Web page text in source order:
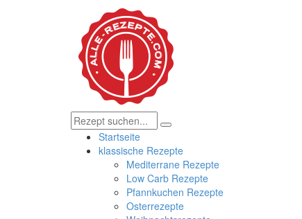
Startseite
klassische Rezepte
Mediterrane Rezepte
Low Carb Rezepte
Pfannkuchen Rezepte
Osterrezepte